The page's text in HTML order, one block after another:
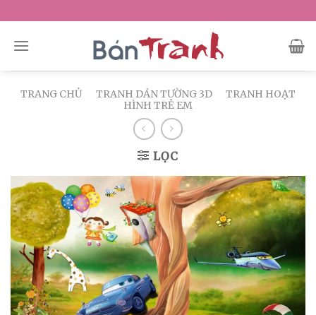
to
content
TRANG CHỦ TRANH DÁN TƯỜNG 3D
TRANH HOẠT
HÌNH TRẺ EM
LỌC